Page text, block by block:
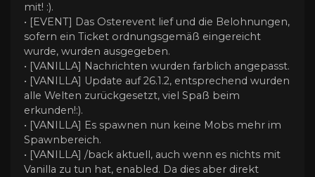
mit! :).
• [EVENT] Das Osterevent lief und die Belohnungen,
sofern ein Ticket ordnungsgemäß eingereicht
wurde, wurden ausgegeben.
• [VANILLA] Nachrichten wurden farblich angepasst.
• [VANILLA] Update auf 26.1.2, entsprechend wurden
alle Welten zurückgesetzt, viel Spaß beim
erkunden!:).
• [VANILLA] Es spawnen nun keine Mobs mehr im
Spawnbereich.
• [VANILLA] /back aktuell, auch wenn es nichts mit
Vanilla zu tun hat, enabled. Da dies aber direkt